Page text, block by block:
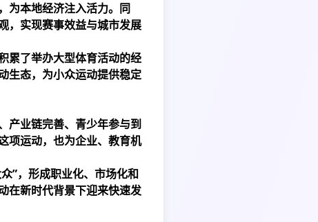
为本地经济注入活力。同
，实现赛事效益与城市发展
累了举办大型体育活动的经
生态，为小众运动提供稳定
产业链完善、青少年参与到
项运动，也为企业、教育机
”，形成职业化、市场化和
在新时代背景下迎来快速发